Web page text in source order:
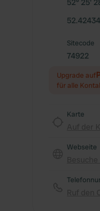
52° 25'
Sitecode
74922
Upgrade auf
für alle
Karte
Webseite